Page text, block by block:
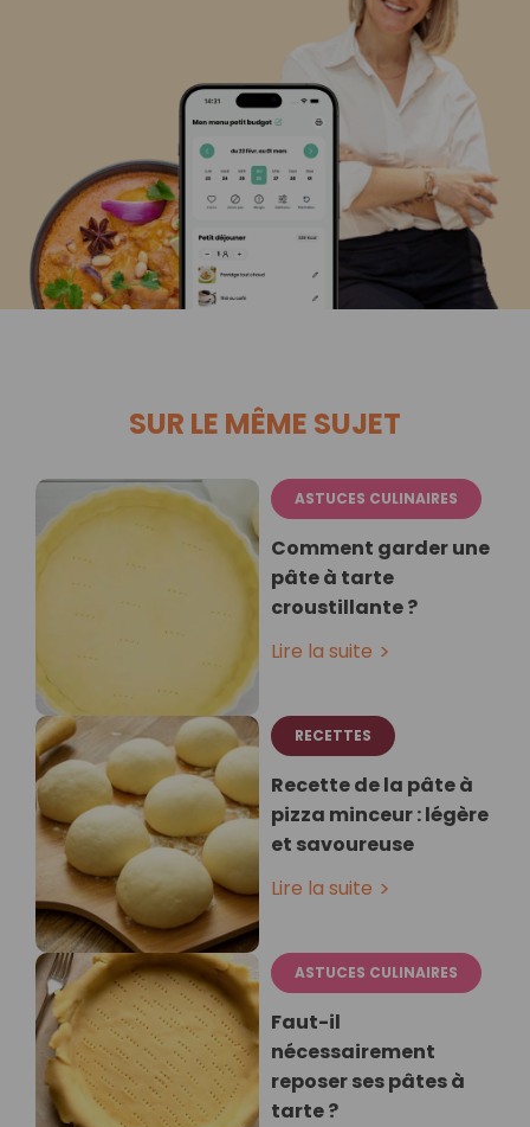
SUR LE MÊME SUJET
ASTUCES CULINAIRES
Comment garder une
pâte à tarte
croustillante ?
Lire la suite
RECETTES
Recette de la pâte à
pizza minceur : légère
et savoureuse
Lire la suite
ASTUCES CULINAIRES
Faut-il
nécessairement
reposer ses pâtes à
tarte ?